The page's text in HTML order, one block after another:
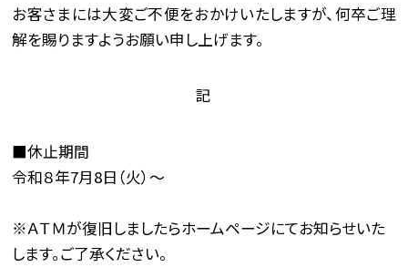
お客さまには大変ご不便をおかけいたしますが、何卒ご理
解を賜りますようお願い申し上げます。
記
■休止期間
令和８年7月8日（火）～
※ＡＴＭが復旧しましたらホームページにてお知らせいた
します。ご了承ください。